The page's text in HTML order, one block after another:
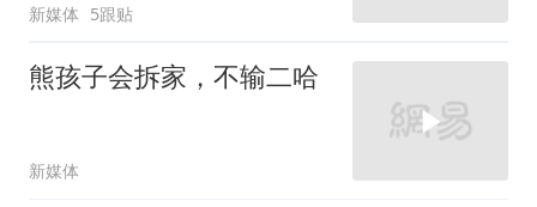
新媒体 5跟贴
熊孩子会拆家，不输二哈
新媒体